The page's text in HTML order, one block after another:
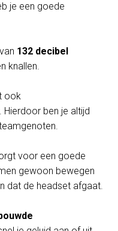
je een goede
132 decibel
knallen.
ook
ben je altijd
voor een goede
gewoon bewegen
dat de headset afgaat.